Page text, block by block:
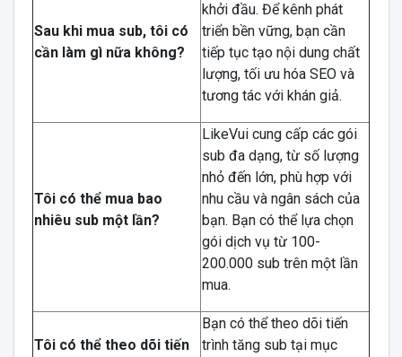
Sau khi mua sub, tôi có
cần làm gì nữa không?
khởi đầu. Để kênh phát
triển bền vững, bạn cần
tiếp tục tạo nội dung chất
lượng, tối ưu hóa SEO và
tương tác với khán giả.
Tôi có thể mua bao
nhiêu sub một lần?
LikeVui cung cấp các gói
sub đa dạng, từ số lượng
nhỏ đến lớn, phù hợp với
nhu cầu và ngân sách của
bạn. Bạn có thể lựa chọn
gói dịch vụ từ 100-
200.000 sub trên một lần
mua.
Tôi có thể theo dõi tiến
Bạn có thể theo dõi tiến
trình tăng sub tại mục